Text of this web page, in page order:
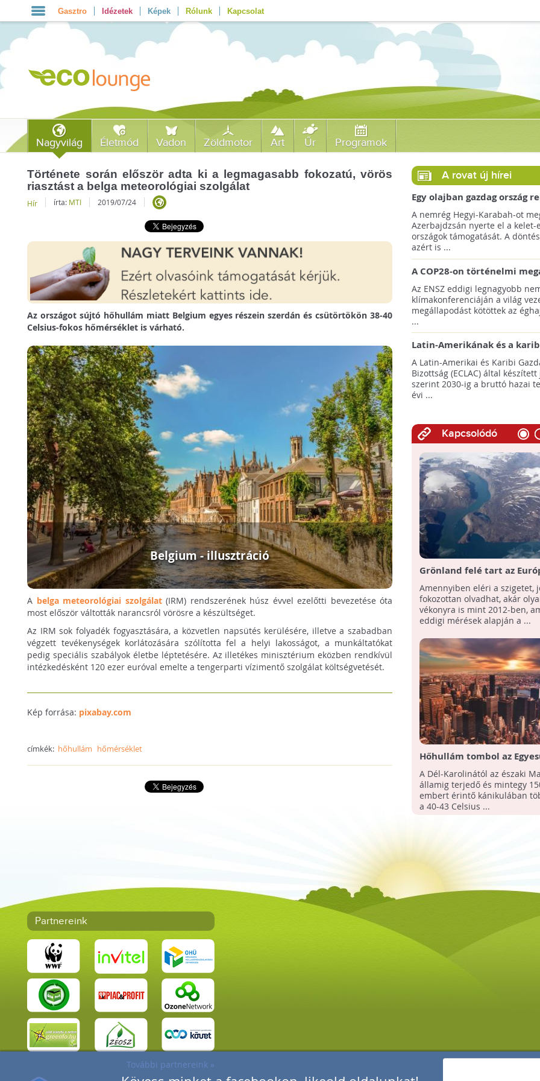
Gasztro Idézetek Képek Rólunk Kapcsolat
Nagyvilág Életmód Vadon Zöldmotor Art Űr Programok
Története során először adta ki a legmagasabb fokozatú, vörös
riasztást a belga meteorológiai szolgálat
Hír írta: MTI 2019/07/24
Az országot sújtó hőhullám miatt Belgium egyes részein szerdán és csütörtökön 38-40
Celsius-fokos hőmérséklet is várható.
Belgium - illusztráció
A belga meteorológiai szolgálat(IRM) rendszerének húsz évvel ezelőtti bevezetése óta
most először váltották narancsról vörösre a készültséget.
Az IRM sok folyadék fogyasztására, a közvetlen napsütés kerülésére, illetve a szabadban
végzett tevékenységek korlátozására szólította fel a helyi lakosságot, a munkáltatókat
pedig speciális szabályok életbe léptetésére. Az illetékes minisztérium eközben rendkívül
intézkedésként 120 ezer euróval emelte a tengerparti vízimentő szolgálat költségvetését.
Kép forrása: pixabay.com
címkék: hőhullám hőmérséklet
A rovat új hírei
Egy olajban gazdag ország
jövőre a COP29 klímacsúcsot
A nemrég Hegyi-Karabah-ot
Azerbajdzsán nyerte el a kelet-
országok támogatását. A
azért is ...
A COP28-on történelmi
született! - Összefoglaló az
klímacsúcsáról
Az ENSZ eddigi legnagyobb
klímakonferenciáján a világ
megállapodást kötöttek az
...
Latin-Amerikának és a
térségnek növelniük kell
az éghajlatvédelmi célok
A Latin-Amerikai és Karibi
Bizottság (ECLAC) által
szerint 2030-ig a bruttó hazai
évi ...
Kapcsolódó
Grönland felé tart az
végigvonuló, hőmérsékleti
rekordokat megdöntő
Amennyiben eléri a szigetet,
fokozottan olvadhat, akár
vékonyra is mint 2012-ben,
eddigi mérések alapján a ...
Hőhullám tombol az
Államok keleti
A Dél-Karolinától az északi
államig terjedő és mintegy
embert érintő kánikulában
a 40-43 Celsius ...
Partnereink
További partnereink »